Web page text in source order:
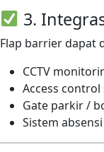
3.
Flap barrier dapat
CCTV
Access control
Gate parkir /
Sistem